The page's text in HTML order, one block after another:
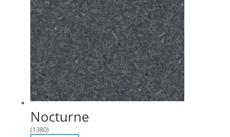
Nocturne
(1380)